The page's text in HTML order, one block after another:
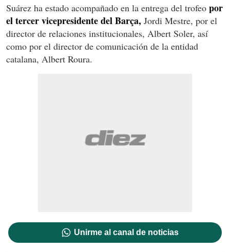
Suárez ha estado acompañado en la entrega del trofeo por
el tercer vicepresidente del Barça, Jordi Mestre, por el
director de relaciones institucionales, Albert Soler, así
como por el director de comunicación de la entidad
catalana, Albert Roura.
Unirme al canal de noticias